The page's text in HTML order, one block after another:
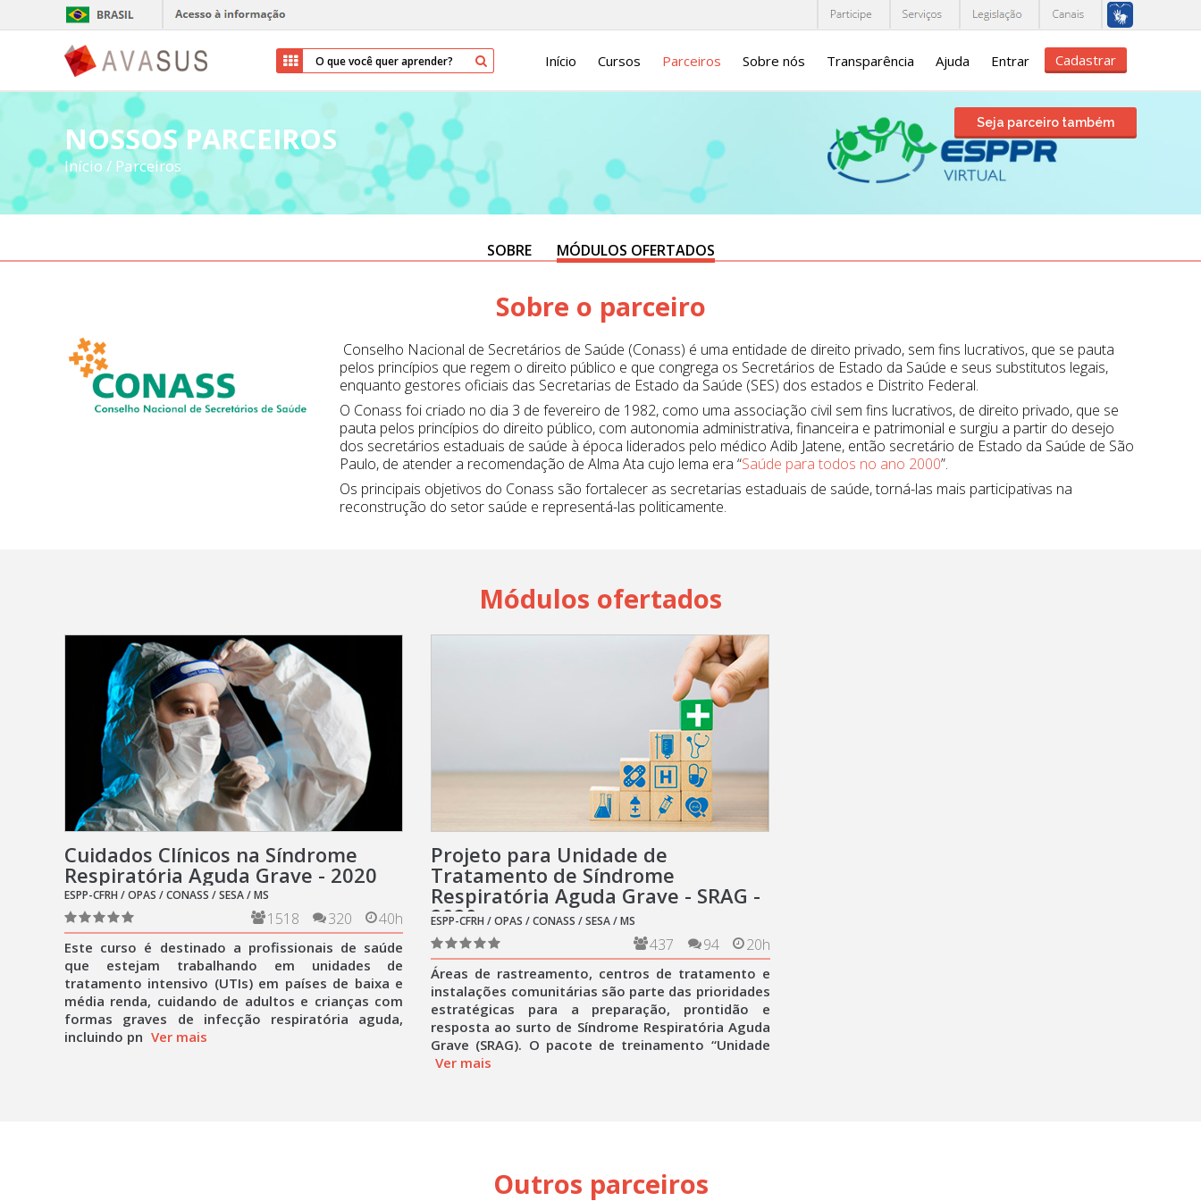
Início Cursos Parceiros Sobre nós Transparência Ajuda Entrar Cadastrar
NOSSOS PARCEIROS
Início / Parceiros
Seja parceiro também
SOBRE MÓDULOS OFERTADOS
Sobre o parceiro
Conselho Nacional de Secretários de Saúde (Conass) é uma entidade de direito privado, sem fins lucrativos, que se pauta
pelos princípios que regem o direito público e que congrega os Secretários de Estado da Saúde e seus substitutos legais,
enquanto gestores oficiais das Secretarias de Estado da Saúde (SES) dos estados e Distrito Federal.
O Conass foi criado no dia 3 de fevereiro de 1982, como uma associação civil sem fins lucrativos, de direito privado, que se
pauta pelos princípios do direito público, com autonomia administrativa, financeira e patrimonial e surgiu a partir do desejo
dos secretários estaduais de saúde à época liderados pelo médico Adib Jatene, então secretário de Estado da Saúde de São
Paulo, de atender a recomendação de Alma Ata cujo lema era “Saúde para todos no ano 2000”.
Os principais objetivos do Conass são fortalecer as secretarias estaduais de saúde, torná-las mais participativas na
reconstrução do setor saúde e representá-las politicamente.
Módulos ofertados
Cuidados Clínicos na Síndrome
Respiratória Aguda Grave - 2020
ESPP-CFRH / OPAS / CONASS / SESA / MS
40h
320
1518
Este curso é destinado a profissionais de saúde
que estejam trabalhando em unidades de
tratamento intensivo (UTIs) em países de baixa e
média renda, cuidando de adultos e crianças com
formas graves de infecção respiratória aguda,
incluindo pn Ver mais
Projeto para Unidade de
Tratamento de Síndrome
Respiratória Aguda Grave - SRAG -
2020
ESPP-CFRH / OPAS / CONASS / SESA / MS
20h
94
437
Áreas de rastreamento, centros de tratamento e
instalações comunitárias são parte das prioridades
estratégicas para a preparação, prontidão e
resposta ao surto de Síndrome Respiratória Aguda
Grave (SRAG). O pacote de treinamento “Unidade
Ver mais
Outros parceiros